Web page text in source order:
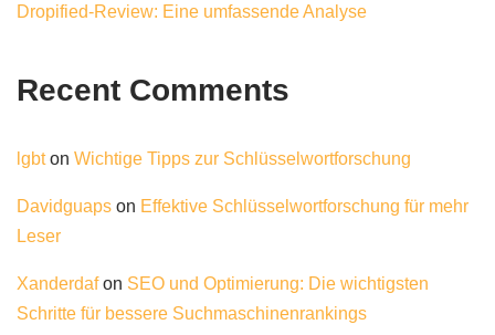
Dropified-Review: Eine umfassende Analyse
Recent Comments
lgbton Wichtige Tipps zur Schlüsselwortforschung
Davidguaps on Effektive Schlüsselwortforschung für mehr
Leser
Xanderdafon SEO und Optimierung: Die wichtigsten
Schritte für bessere Suchmaschinenrankings